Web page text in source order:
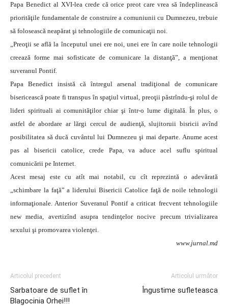
Papa Benedict al XVI-lea crede că orice preot care vrea să îndeplinească
priorităţile fundamentale de construire a comuniunii cu Dumnezeu, trebuie
să folosească neapărat şi tehnologiile de comunicaţii noi.
„Preoţii se află la începutul unei ere noi, unei ere în care noile tehnologii
creează forme mai sofisticate de comunicare la distanţă”, a menţionat
suveranul Pontif.
Papa Benedict insistă că întregul arsenal tradiţional de comunicare
bisericească poate fi transpus în spaţiul virtual, preoţii păstrîndu-şi rolul de
lideri spirituali ai comunităţilor chiar şi într-o lume digitală. În plus, o
astfel de abordare ar lărgi cercul de audienţă, slujitoruii bisricii avînd
posibilitatea să ducă cuvântul lui Dumnezeu şi mai departe. Anume acest
pas al bisericii catolice, crede Papa, va aduce acel suflu spiritual
comunicării pe Internet.
Acest mesaj este cu atît mai notabil, cu cît reprezintă o adevărată
„schimbare la faţă” a liderului Bisericii Catolice faţă de noile tehnologii
informaţionale. Anterior Suveranul Pontif a criticat frecvent tehnologiile
new media, avertizînd asupra tendinţelor nocive precum trivializarea
sexului şi promovarea violenţei.
www.jurnal.md
Articolul precedent
Sarbatoare de suflet în
Blagocinia Orhei!!!
Articolul următor
Îngustime sufleteasca